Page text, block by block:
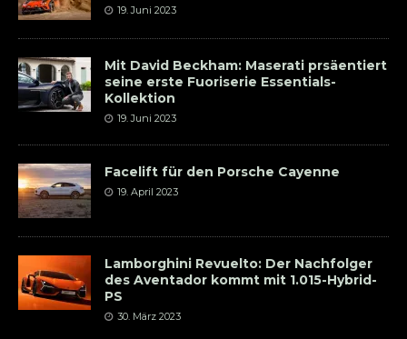
19. Juni 2023
Mit David Beckham: Maserati prsäentiert
seine erste Fuoriserie Essentials-
Kollektion
19. Juni 2023
Facelift für den Porsche Cayenne
19. April 2023
Lamborghini Revuelto: Der Nachfolger
des Aventador kommt mit 1.015-Hybrid-
PS
30. März 2023